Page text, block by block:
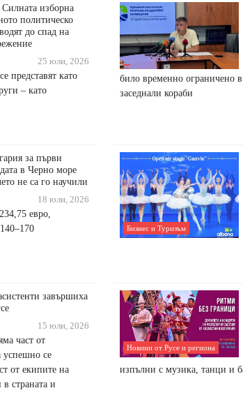
изборна
политическо
до спад на
25 юли, 2026
представят като
– като
било временно ограничено
заседнали кораби
за първи
в Черно море
не са го научили
18 юли, 2026
евро,
Бизнес и Туризъм
завършиха
15 юли, 2026
част от
успешно се
от екипите на
страната и
Новини от Русе и региона
изпълни с музика, танци и